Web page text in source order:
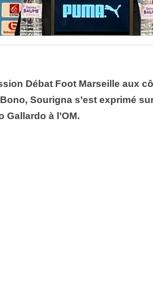
Débat Foot Marseille aux
Sourigna s’est exprimé
Gallardo à l’OM.